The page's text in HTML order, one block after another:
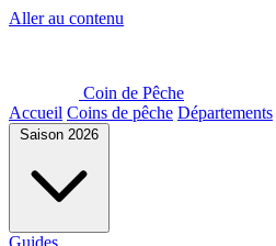
Aller au contenu
Coin de Pêche
Accueil Coins de pêche Départements
Saison 2026
Guides